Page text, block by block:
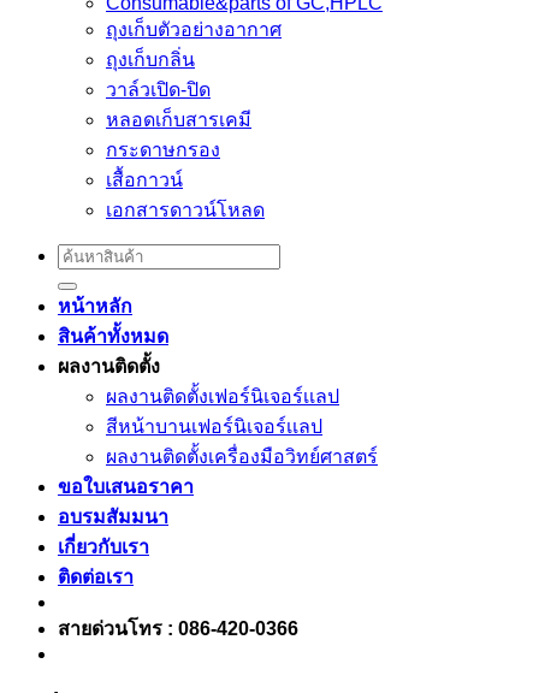
ถุงเก็บตัวอย่างอากาศ
ถุงเก็บกลิ่น
วาล์วเปิด-ปิด
หลอดเก็บสารเคมี
กระดาษกรอง
เสื้อกาวน์
เอกสารดาวน์โหลด
Search
for:
หน้าหลัก
สินค้าทั้งหมด
ผลงานติดตั้ง
ผลงานติดตั้งเฟอร์นิเจอร์เเลป
สีหน้าบานเฟอร์นิเจอร์เเลป
ผลงานติดตั้งเครื่องมือวิทย์ศาสตร์
ขอใบเสนอราคา
อบรมสัมมนา
เกี่ยวกับเรา
ติดต่อเรา
สายด่วนโทร : 086-420-0366